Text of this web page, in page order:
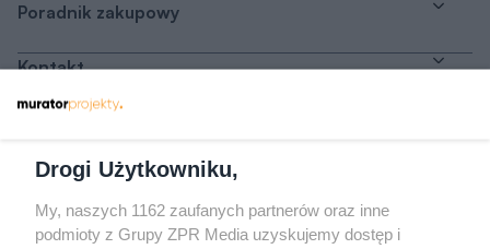
Poradnik zakupowy
Kontakt
Drogi Użytkowniku,
My, naszych 1162 zaufanych partnerów oraz inne
podmioty z Grupy ZPR Media uzyskujemy dostęp i